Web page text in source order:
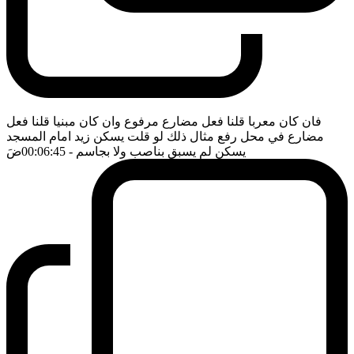
فان كان معربا قلنا فعل مضارع مرفوع وان كان مبنيا قلنا فعل
مضارع في محل رفع مثال ذلك لو قلت يسكن زيد امام المسجد
يسكن لم يسبق بناصب ولا بجاسم - 00:06:45 ضَ